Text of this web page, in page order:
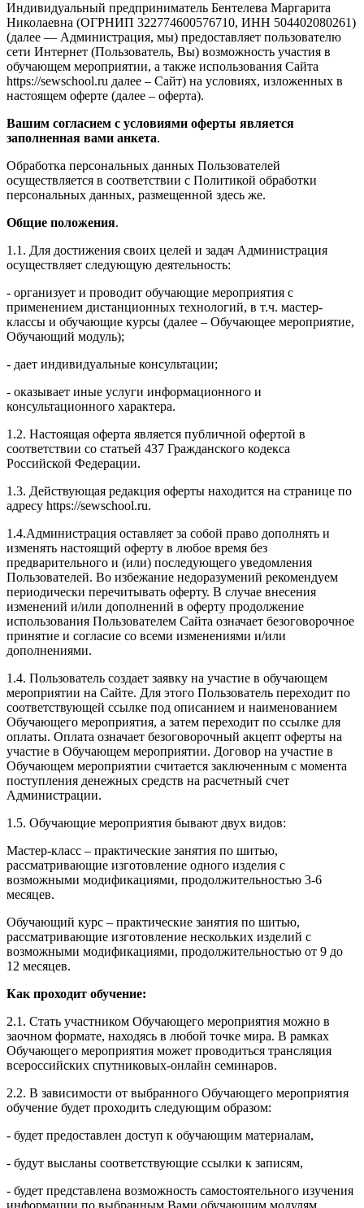
Индивидуальный предприниматель Бентелева Маргарита
Николаевна (ОГРНИП 322774600576710, ИНН 504402080261)
(далее — Администрация, мы) предоставляет пользователю
сети Интернет (Пользователь, Вы) возможность участия в
обучающем мероприятии, а также использования Сайта
https://sewschool.ru далее – Сайт) на условиях, изложенных в
настоящем оферте (далее – оферта).
Вашим согласием с условиями оферты является
заполненная вами анкета.
Обработка персональных данных Пользователей
осуществляется в соответствии с Политикой обработки
персональных данных, размещенной здесь же.
Общие положения.
1.1. Для достижения своих целей и задач Администрация
осуществляет следующую деятельность:
- организует и проводит обучающие мероприятия с
применением дистанционных технологий, в т.ч. мастер-
классы и обучающие курсы (далее – Обучающее мероприятие,
Обучающий модуль);
- дает индивидуальные консультации;
- оказывает иные услуги информационного и
консультационного характера.
1.2. Настоящая оферта является публичной офертой в
соответствии со статьей 437 Гражданского кодекса
Российской Федерации.
1.3. Действующая редакция оферты находится на странице по
адресу https://sewschool.ru.
1.4.Администрация оставляет за собой право дополнять и
изменять настоящий оферту в любое время без
предварительного и (или) последующего уведомления
Пользователей. Во избежание недоразумений рекомендуем
периодически перечитывать оферту. В случае внесения
изменений и/или дополнений в оферту продолжение
использования Пользователем Сайта означает безоговорочное
принятие и согласие со всеми изменениями и/или
дополнениями.
1.4. Пользователь создает заявку на участие в обучающем
мероприятии на Сайте. Для этого Пользователь переходит по
соответствующей ссылке под описанием и наименованием
Обучающего мероприятия, а затем переходит по ссылке для
оплаты. Оплата означает безоговорочный акцепт оферты на
участие в Обучающем мероприятии. Договор на участие в
Обучающем мероприятии считается заключенным с момента
поступления денежных средств на расчетный счет
Администрации.
1.5. Обучающие мероприятия бывают двух видов:
Мастер-класс – практические занятия по шитью,
рассматривающие изготовление одного изделия с
возможными модификациями, продолжительностью 3-6
месяцев.
Обучающий курс – практические занятия по шитью,
рассматривающие изготовление нескольких изделий с
возможными модификациями, продолжительностью от 9 до
12 месяцев.
Как проходит обучение:
2.1. Стать участником Обучающего мероприятия можно в
заочном формате, находясь в любой точке мира. В рамках
Обучающего мероприятия может проводиться трансляция
всероссийских спутниковых-онлайн семинаров.
2.2. В зависимости от выбранного Обучающего мероприятия
обучение будет проходить следующим образом:
- будет предоставлен доступ к обучающим материалам,
- будут высланы соответствующие ссылки к записям,
- будет представлена возможность самостоятельного изучения
информации по выбранным Вами обучающим модулям